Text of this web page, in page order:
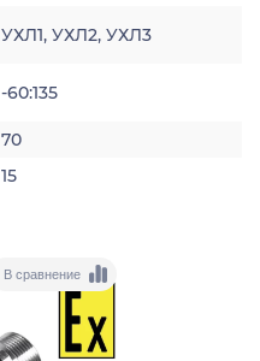
УХЛ1, УХЛ2, УХЛ3
-60:135
70
15
В сравнение